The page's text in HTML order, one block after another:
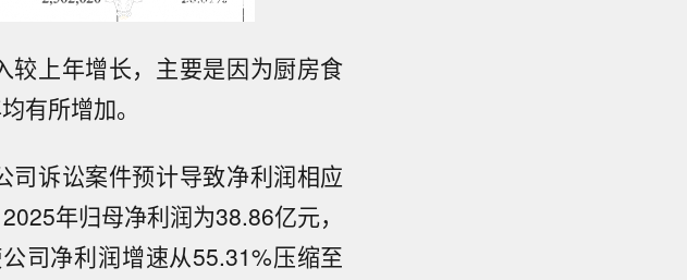
较上年增长，主要是因为厨房食
有所增加。
司诉讼案件预计导致净利润相应
年归母净利润为38.86亿元，
司净利润增速从55.31%压缩至